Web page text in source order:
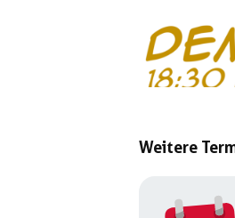
Weitere